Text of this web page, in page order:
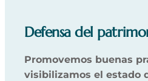
Defensa del
Promovemos buenas
visibilizamos el estado